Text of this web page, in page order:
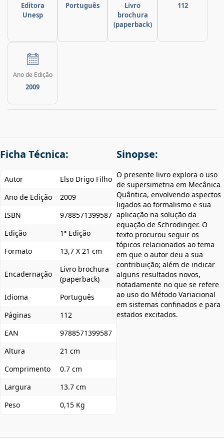
Editora
Unesp
Português
Livro
brochura
(paperback)
112
Ano de Edição
2009
Ficha Técnica:
Autor
Elso Drigo Filho
Ano de Edição
2009
ISBN
9788571399587
Edição
1ª Edição
Formato
13,7 X 21 cm
Encadernação
Livro brochura
(paperback)
Idioma
Português
Páginas
112
EAN
9788571399587
Altura
21 cm
Comprimento
0.7 cm
Largura
13.7 cm
Peso
0,15 Kg
Sinopse:
O presente livro explora o uso
de supersimetria em Mecânica
Quântica, envolvendo aspectos
ligados ao formalismo e sua
aplicação na solução da
equação de Schrödinger. O
texto procurou seguir os
tópicos relacionados ao tema
em que o autor deu a sua
contribuição; além de indicar
alguns resultados novos,
notadamente no que se refere
ao uso do Método Variacional
em sistemas confinados e para
estados excitados.